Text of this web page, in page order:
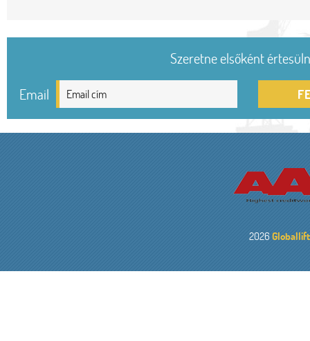
Szeretne elsőként
Email
2026